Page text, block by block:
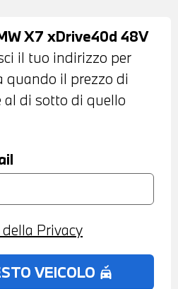
E LUNOTTO
PER PORTIERE
ANTERIORI E
ANTERIORE
SURROUND VIEW
SCARICO SPORTIVO
SYSTEM - INTERNI
- VOLANTE
CONTROL -
CON LEVE AL
ASSISTANT - ACTIVE
X7 xDrive40d 48V
il tuo indirizzo per
quando il prezzo di
al di sotto di quello
Privacy
VEICOLO no_crash